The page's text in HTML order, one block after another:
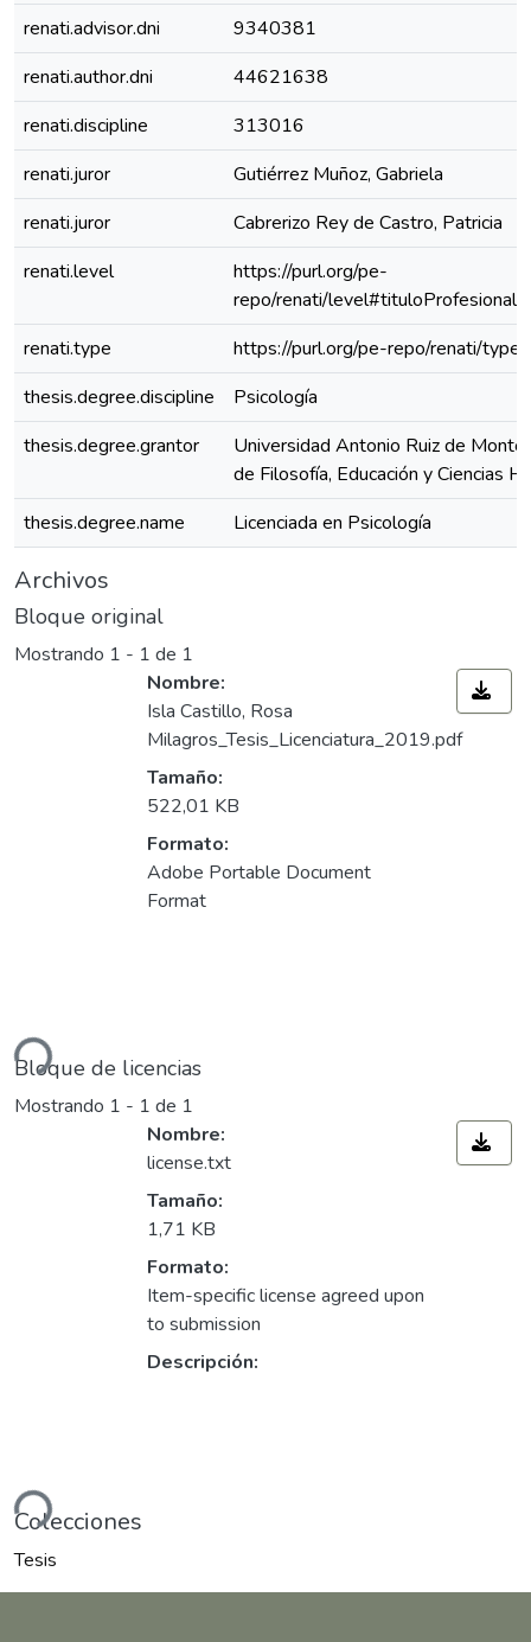
renati.advisor.dni
9340381
renati.author.dni
44621638
renati.discipline
313016
renati.juror
Gutiérrez Muñoz, Gabriela
renati.juror
Cabrerizo Rey de Castro, Patricia
renati.level
https://purl.org/pe-
repo/renati/level#tituloProfesional
renati.type
https://purl.org/pe-repo/renati/
thesis.degree.discipline
Psicología
thesis.degree.grantor
Universidad Antonio Ruiz de
de Filosofía, Educación y Ciencias
thesis.degree.name
Licenciada en Psicología
Archivos
Bloque original
Mostrando 1 - 1 de 1
Cargando...
Nombre:
Isla Castillo, Rosa
Milagros_Tesis_Licenciatura_2019.pdf
Tamaño:
522,01 KB
Formato:
Adobe Portable Document
Format
Bloque de licencias
Mostrando 1 - 1 de 1
Cargando...
Nombre:
license.txt
Tamaño:
1,71 KB
Formato:
Item-specific license agreed upon
to submission
Descripción:
Colecciones
Tesis